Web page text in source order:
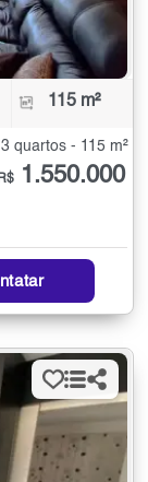
115 m²
quartos - 115 m²
R$ 1.550.000